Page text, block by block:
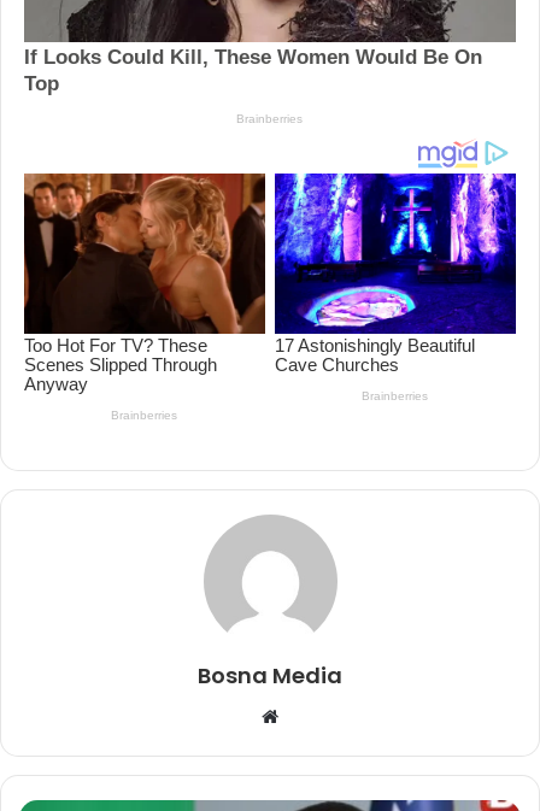
Bosna Media
Website